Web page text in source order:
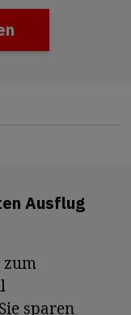
Ausflug
zum
sparen